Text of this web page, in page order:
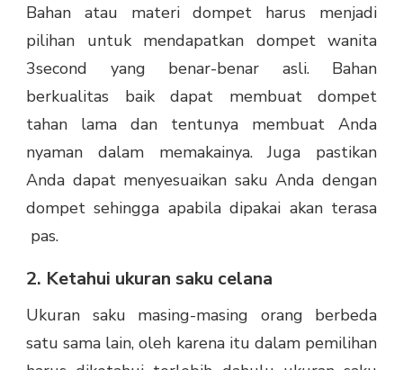
Bahan atau materi dompet harus menjadi
pilihan untuk mendapatkan dompet wanita
3second yang benar-benar asli. Bahan
berkualitas baik dapat membuat dompet
tahan lama dan tentunya membuat Anda
nyaman dalam memakainya. Juga pastikan
Anda dapat menyesuaikan saku Anda dengan
dompet sehingga apabila dipakai akan terasa
pas.
2. Ketahui ukuran saku celana
Ukuran saku masing-masing orang berbeda
satu sama lain, oleh karena itu dalam pemilihan